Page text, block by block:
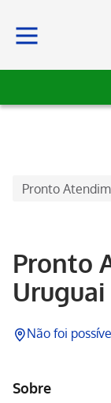
Pronto
Pronto
Uruguai
Não foi
Sobre